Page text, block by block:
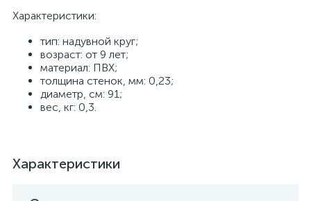
Характеристики:
тип: надувной круг;
возраст: от 9 лет;
материал: ПВХ;
толщина стенок, мм: 0,23;
диаметр, см: 91;
вес, кг: 0,3.
Характеристики